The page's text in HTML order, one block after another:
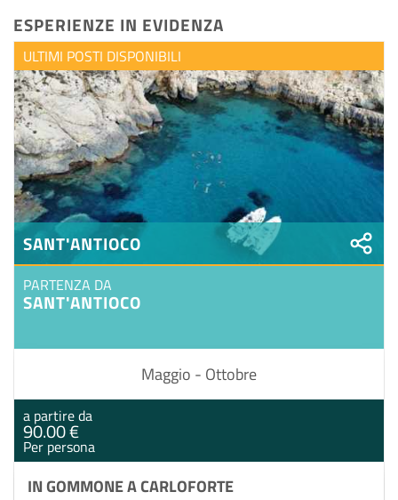
ESPERIENZE IN EVIDENZA
ULTIMI POSTI DISPONIBILI
SANT'ANTIOCO
PARTENZA DA
SANT'ANTIOCO
Maggio - Ottobre
a partire da
90.00 €
Per persona
IN GOMMONE A CARLOFORTE